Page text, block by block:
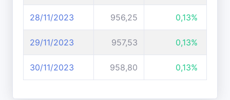
28/11/2023 956,25 0,13%
29/11/2023 957,53 0,13%
30/11/2023 958,80 0,13%